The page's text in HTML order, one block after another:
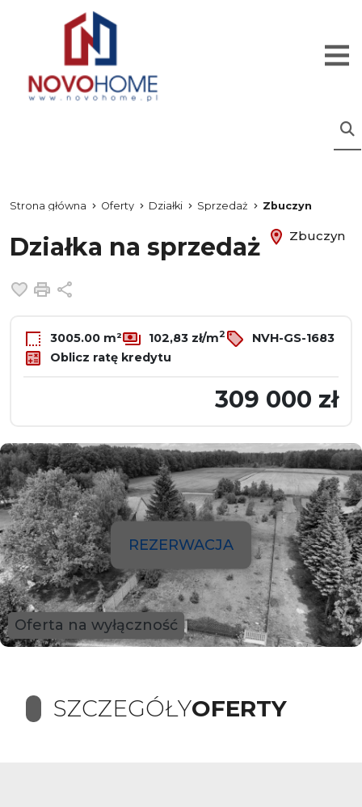
Strona główna Oferty Działki Sprzedaż Zbuczyn
Działka na sprzedaż Zbuczyn
Dodaj do ulubionych
Drukuj
3005.00 m² 102,83 zł/m2
NVH-GS-1683
Oblicz ratę kredytu
309 000 zł
Oferta na wyłączność
REZERWACJA
SZCZEGÓŁYOFERTY